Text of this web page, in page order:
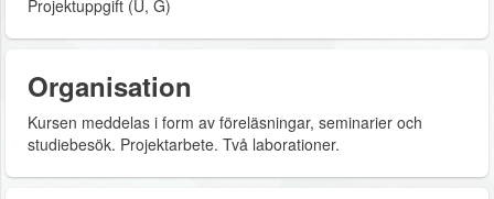
Projektuppgift (U, G)
Organisation
Kursen meddelas i form av föreläsningar, seminarier och
studiebesök. Projektarbete. Två laborationer.